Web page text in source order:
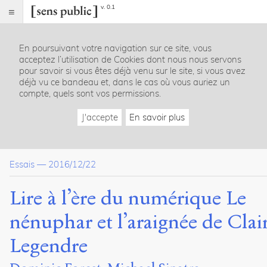
v. 0.1
Index
Article
Table
des
pratiques littéraires et pratiques
numériques
Chloé
Savoie-
Bernard
Jean-
En poursuivant votre navigation sur ce site, vous
acceptez l’utilisation de Cookies dont nous nous servons
pour savoir si vous êtes déjà venu sur le site, si vous avez
déjà vu ce bandeau et, dans le cas où vous auriez un
compte, quels sont vos permissions.
J'accepte En savoir plus
Essais — 2016/12/22
Lire à l’ère du numérique Le
nénuphar et l’araignée de
Legendre